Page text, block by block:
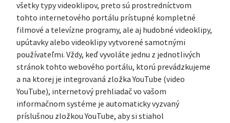
všetky typy videoklipov, preto sú prostredníctvom
tohto internetového portálu prístupné kompletné
filmové a televízne programy, ale aj hudobné videoklipy,
upútavky alebo videoklipy vytvorené samotnými
používateľmi. Vždy, keď vyvoláte jednu z jednotlivých
stránok tohto webového portálu, ktorú prevádzkujeme
a na ktorej je integrovaná zložka YouTube (video
YouTube), internetový prehliadač vo vašom
informačnom systéme je automaticky vyzvaný
príslušnou zložkou YouTube, aby si stiahol